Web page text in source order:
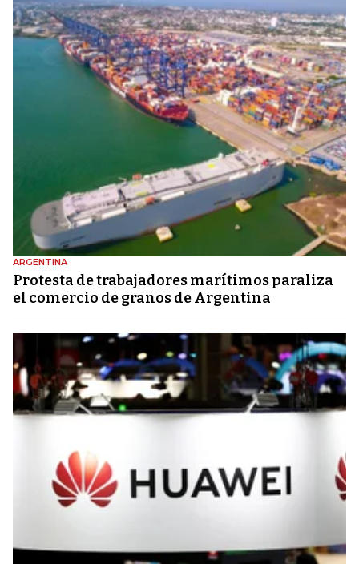
ARGENTINA
Protesta de trabajadores marítimos paraliza
el comercio de granos de Argentina